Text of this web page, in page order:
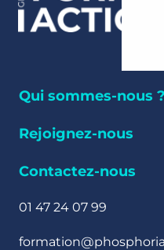
Qui sommes-nous ?
Rejoignez-nous
Contactez-nous
01 47 24 07 99